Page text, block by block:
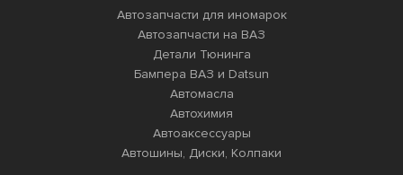
Автозапчасти для иномарок
Автозапчасти на ВАЗ
Детали Тюнинга
Бампера ВАЗ и Datsun
Автомасла
Автохимия
Автоаксессуары
Автошины, Диски, Колпаки